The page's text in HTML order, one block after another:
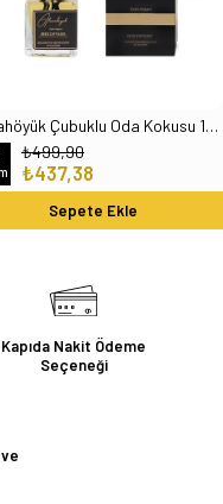
Alacahöyük Çubuklu Oda Kokusu 120 Ml
₺437,38
₺499,90
Sepete Ekle
Kapıda Nakit Ödeme
Seçeneği